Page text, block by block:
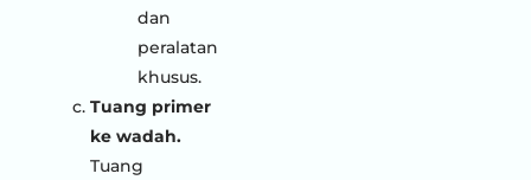
dan
peralatan
khusus.
Tuang primer
ke wadah.
Tuang